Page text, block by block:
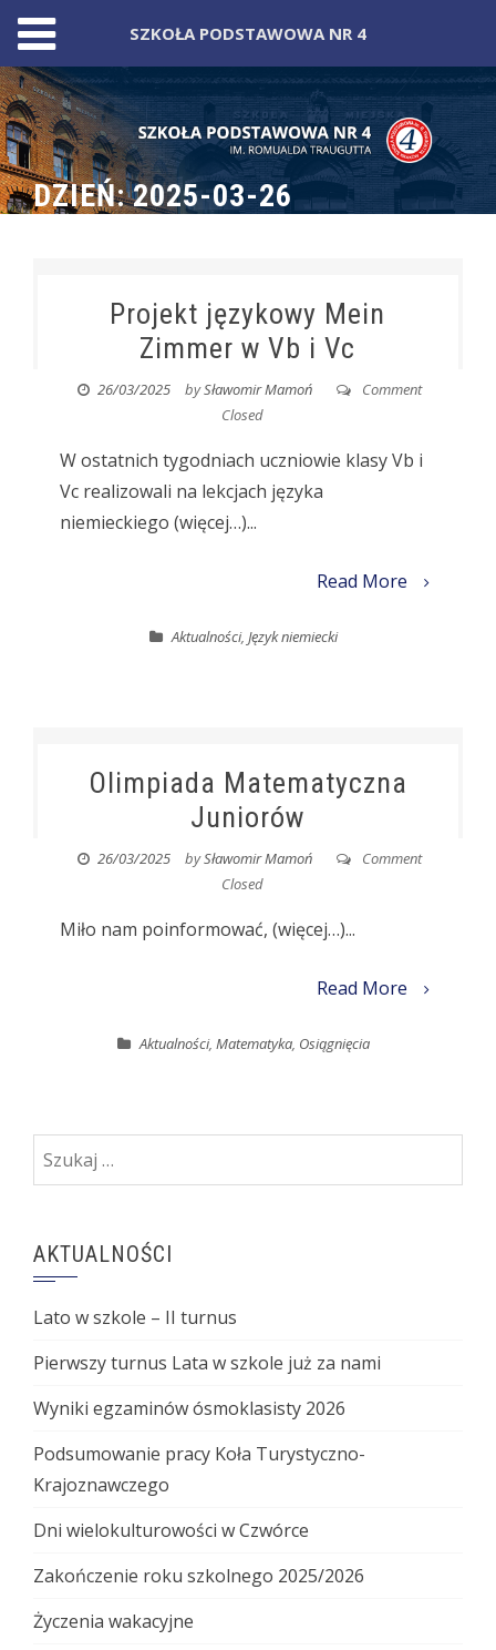
Skip
to
content
DZIEŃ:2025-03-26
Projekt językowy Mein
Zimmer w Vb i Vc
26/03/2025 bySławomir Mamoń
Comment
Closed
W ostatnich tygodniach uczniowie klasy Vb i
Vc realizowali na lekcjach języka
niemieckiego (więcej…)...
Read More
Aktualności, Język niemiecki
Olimpiada Matematyczna
Juniorów
26/03/2025 bySławomir Mamoń
Comment
Closed
Miło nam poinformować, (więcej…)...
Read More
Aktualności, Matematyka, Osiągnięcia
Szukaj:
AKTUALNOŚCI
Lato w szkole – II turnus
Pierwszy turnus Lata w szkole już za nami
Wyniki egzaminów ósmoklasisty 2026
Podsumowanie pracy Koła Turystyczno-
Krajoznawczego
Dni wielokulturowości w Czwórce
Zakończenie roku szkolnego 2025/2026
Życzenia wakacyjne
SZKOŁA PODSTAWOWA NR 4